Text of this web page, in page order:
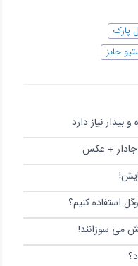
پارک
جابز
نیاز دارد
+ عکس
استفاده کنیم؟
می سوزانند!